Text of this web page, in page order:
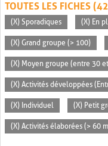
TOUTES LES FICHES
(X) Sporadiques (X) En
(X) Grand groupe (> 100)
(X) Moyen groupe (entre 30
(X) Activités développées
(X) Individuel (X) Petit
(X) Activités élaborées (> 60